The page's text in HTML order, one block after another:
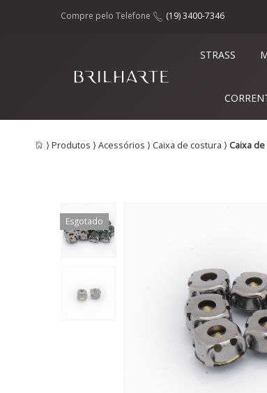
Compre pelo Telefone (19) 3400-7346
STRASS
⟩ Produtos ⟩ Acessórios ⟩ Caixa de costura ⟩ Caixa
Esgotado